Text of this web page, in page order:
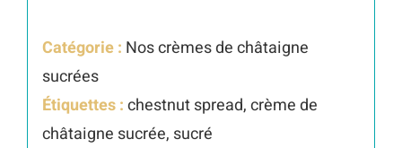
Catégorie : Nos crèmes de châtaigne
sucrées
Étiquettes :chestnut spread, crème de
châtaigne sucrée, sucré